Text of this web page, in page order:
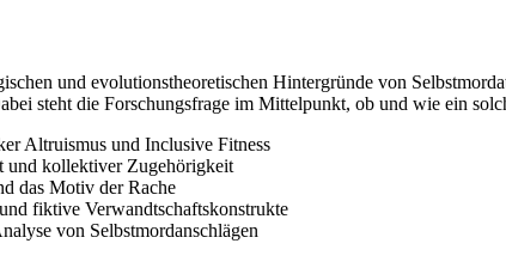
und evolutionstheoretischen Hintergründe von
steht die Forschungsfrage im Mittelpunkt, ob und wie ein
Altruismus und Inclusive Fitness
und kollektiver Zugehörigkeit
das Motiv der Rache
fiktive Verwandtschaftskonstrukte
von Selbstmordanschlägen